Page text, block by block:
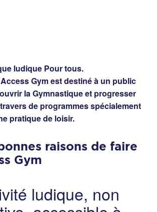
ludique Pour tous.
Gym est destiné à un public
la Gymnastique et progresser
de programmes spécialement
pratique de loisir.
raisons de faire
Gym
ludique, non